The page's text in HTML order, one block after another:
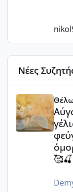
Νέες
Αύγουστος